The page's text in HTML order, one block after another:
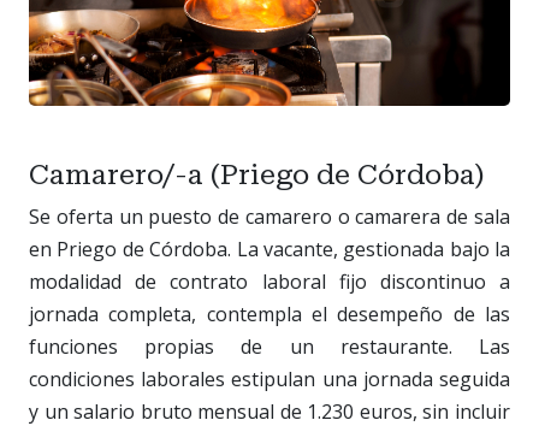
Camarero/-a (Priego de Córdoba)
Se oferta un puesto de camarero o camarera de sala
en Priego de Córdoba. La vacante, gestionada bajo la
modalidad de contrato laboral fijo discontinuo a
jornada completa, contempla el desempeño de las
funciones propias de un restaurante. Las
condiciones laborales estipulan una jornada seguida
y un salario bruto mensual de 1.230 euros, sin incluir